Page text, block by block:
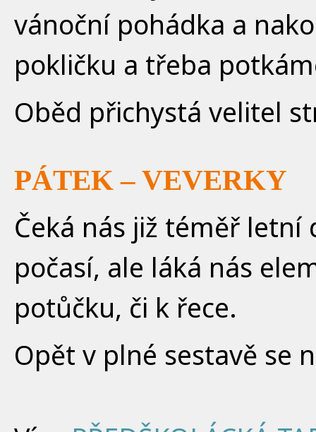
vánoční pohádka a
pokličku a třeba
Oběd přichystá velitel
PÁTEK – VEVERKY
Čeká nás již téměř letní
počasí, ale láká nás
potůčku, či k řece.
Opět v plné sestavě se